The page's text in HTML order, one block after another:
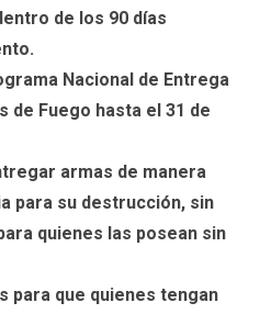
de los 90 días
Nacional de Entrega
de Fuego hasta el 31 de
armas de manera
para su destrucción, sin
quienes las posean sin
para que quienes tengan